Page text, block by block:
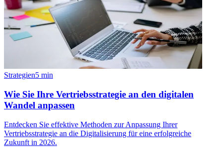
Strategien5 min
Wie Sie Ihre Vertriebsstrategie an den digitalen
Wandel anpassen
Entdecken Sie effektive Methoden zur Anpassung Ihrer
Vertriebsstrategie an die Digitalisierung für eine erfolgreiche
Zukunft in 2026.